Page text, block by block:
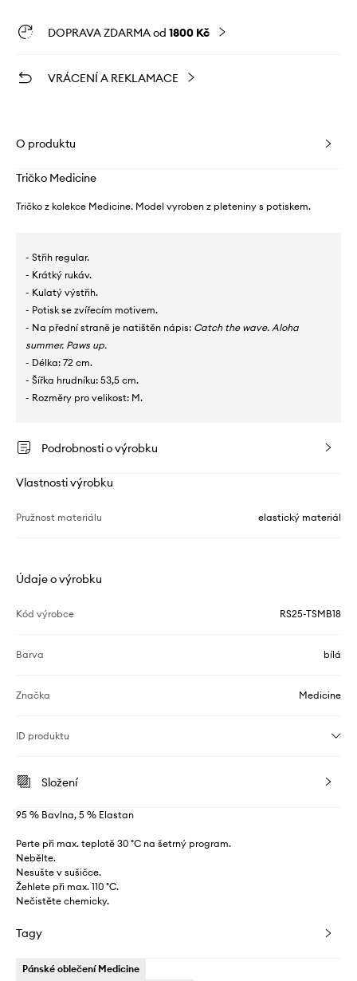
DOPRAVA ZDARMA od 1800 Kč
VRÁCENÍ A REKLAMACE
O produktu
Tričko Medicine
Tričko z kolekce Medicine. Model vyroben z pleteniny s potiskem.
- Střih regular.
- Krátký rukáv.
- Kulatý výstřih.
- Potisk se zvířecím motivem.
- Na přední straně je natištěn nápis: Catch the wave. Aloha
summer. Paws up.
- Délka: 72 cm.
- Šířka hrudníku: 53,5 cm.
- Rozměry pro velikost: M.
Podrobnosti o výrobku
Vlastnosti výrobku
Pružnost materiálu elastický materiál
Údaje o výrobku
Kód výrobce RS25-TSMB18
Barva bílá
Značka Medicine
ID produktu
Složení
95 % Bavlna, 5 % Elastan
Perte při max. teplotě 30 °C na šetrný program.
Nebělte.
Nesušte v sušičce.
Žehlete při max. 110 °C.
Nečistěte chemicky.
Tagy
Pánské oblečení Medicine